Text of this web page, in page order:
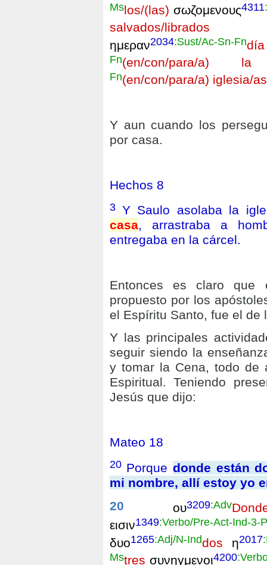
Mslos/(las) σωζομενους4311
salvados/librados
ημεραν2034:Sust/Ac-Sn-Fndía
Fn(en/con/para/a) la
Fn(en/con/para/a) iglesia/
Y aun cuando los
por casa.
Hechos 8
3 Y Saulo asolaba la
casa, arrastraba a
entregaba en la cárcel.
Entonces es claro que
propuesto por los
el Espíritu Santo, fue el de
Y las principales
seguir siendo la
y tomar la Cena, todo de
Espiritual. Teniendo
Jesús que dijo:
Mateo 18
20 Porque donde están
mi nombre, allí estoy yo
20
ου3209:Adv
εισιν1349:Verbo/Pre-Act-Ind-3-
δυο1265:Adj/N-Inddos η2017
Mstres συνηγμενοι4200